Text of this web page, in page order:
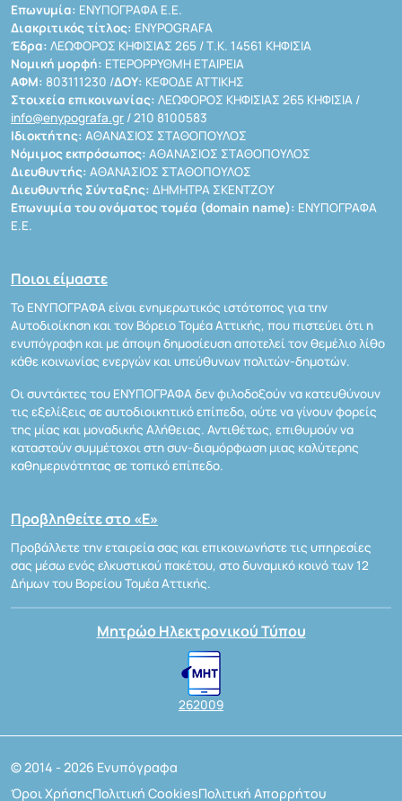
Επωνυμία: ΕΝΥΠΟΓΡΑΦΑ Ε.Ε.
Διακριτικός τίτλος: ENYPOGRAFA
Έδρα: ΛΕΩΦΟΡΟΣ ΚΗΦΙΣΙΑΣ 265 / Τ.Κ. 14561 ΚΗΦΙΣΙΑ
Νομική μορφή: ΕΤΕΡΟΡΡΥΘΜΗ ΕΤΑΙΡΕΙΑ
ΑΦΜ: 803111230 /ΔΟΥ: ΚΕΦΟΔΕ ΑΤΤΙΚΗΣ
Στοιχεία επικοινωνίας: ΛΕΩΦΟΡΟΣ ΚΗΦΙΣΙΑΣ 265 ΚΗΦΙΣΙΑ /
info@enypografa.gr / 210 8100583
Ιδιοκτήτης: ΑΘΑΝΑΣΙΟΣ ΣΤΑΘΟΠΟΥΛΟΣ
Νόμιμος εκπρόσωπος: ΑΘΑΝΑΣΙΟΣ ΣΤΑΘΟΠΟΥΛΟΣ
Διευθυντής: ΑΘΑΝΑΣΙΟΣ ΣΤΑΘΟΠΟΥΛΟΣ
Διευθυντής Σύνταξης: ΔΗΜΗΤΡΑ ΣΚΕΝΤΖΟΥ
Επωνυμία του ονόματος τομέα (domain name): ΕΝΥΠΟΓΡΑΦΑ
Ε.Ε.
Ποιοι είμαστε
Το ΕΝΥΠΟΓΡΑΦΑ είναι ενημερωτικός ιστότοπος για την
Αυτοδιοίκηση και τον Βόρειο Τομέα Αττικής, που πιστεύει ότι η
ενυπόγραφη και με άποψη δημοσίευση αποτελεί τον θεμέλιο λίθο
κάθε κοινωνίας ενεργών και υπεύθυνων πολιτών-δημοτών.
Οι συντάκτες του ΕΝΥΠΟΓΡΑΦΑ δεν φιλοδοξούν να κατευθύνουν
τις εξελίξεις σε αυτοδιοικητικό επίπεδο, ούτε να γίνουν φορείς
της μίας και μοναδικής Αλήθειας. Αντιθέτως, επιθυμούν να
καταστούν συμμέτοχοι στη συν-διαμόρφωση μιας καλύτερης
καθημερινότητας σε τοπικό επίπεδο.
Προβληθείτε στο «Ε»
Προβάλλετε την εταιρεία σας και επικοινωνήστε τις υπηρεσίες
σας μέσω ενός ελκυστικού πακέτου, στο δυναμικό κοινό των 12
Δήμων του Βορείου Τομέα Αττικής.
Μητρώο Ηλεκτρονικού Τύπου
262009
© 2014 - 2026 Ενυπόγραφα
Όροι ΧρήσηςΠολιτική CookiesΠολιτική Απορρήτου